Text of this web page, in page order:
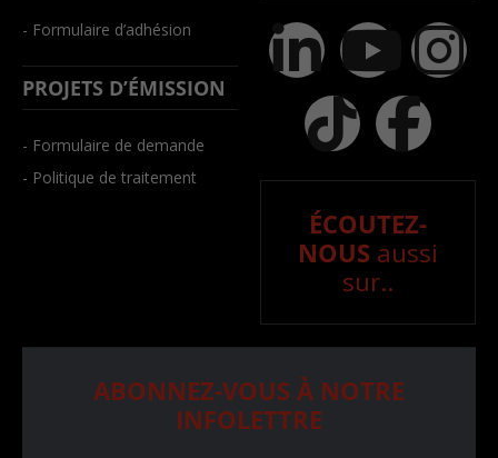
- Formulaire d’adhésion
PROJETS D’ÉMISSION
- Formulaire de demande
- Politique de traitement
ÉCOUTEZ-
NOUS aussi
sur..
ABONNEZ-VOUS À NOTRE
INFOLETTRE